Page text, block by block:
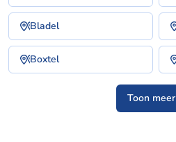
Bladel
Boxtel
Toon meer